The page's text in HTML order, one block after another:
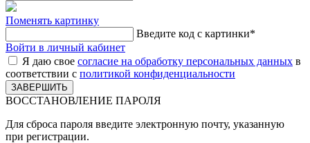
Поменять картинку
Введите код с картинки*
Войти в личный кабинет
Я даю свое согласие на обработку персональных данных в
соответствии с политикой конфиденциальности
ВОССТАНОВЛЕНИЕ ПАРОЛЯ
Для сброса пароля введите электронную почту, указанную
при регистрации.